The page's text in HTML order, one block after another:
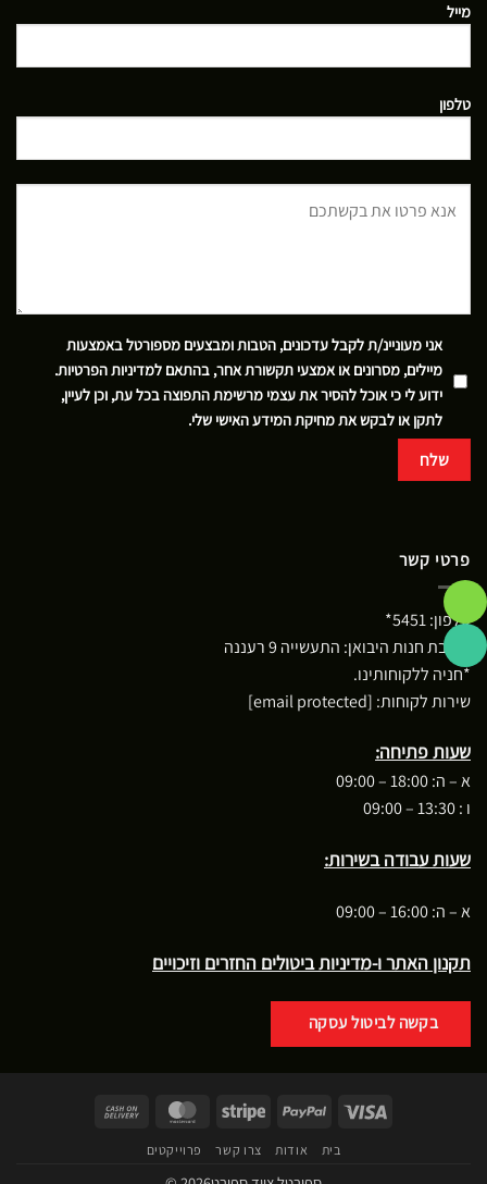
מייל
טלפון
אני מעוניינ/ת לקבל עדכונים, הטבות ומבצעים מספורטל באמצעות
מיילים, מסרונים או אמצעי תקשורת אחר, בהתאם למדיניות הפרטיות.
ידוע לי כי אוכל להסיר את עצמי מרשימת התפוצה בכל עת, וכן לעיין,
לתקן או לבקש את מחיקת המידע האישי שלי.
פרטי קשר
טלפון:5451*
כתובת חנות היבואן: התעשייה 9 רעננה
*חניה ללקוחותינו.
שירות לקוחות: [email protected]
שעות פתיחה:
א – ה: 18:00 – 09:00
ו : 13:30 – 09:00
שעות עבודה בשירות:
א – ה: 16:00 – 09:00
תקנון האתר ו-מדיניות ביטולים החזרים וזיכויים
בקשה לביטול עסקה
Visa
PayPal
Stripe
MasterCard
בית אודות צרו קשר פרוייקטים